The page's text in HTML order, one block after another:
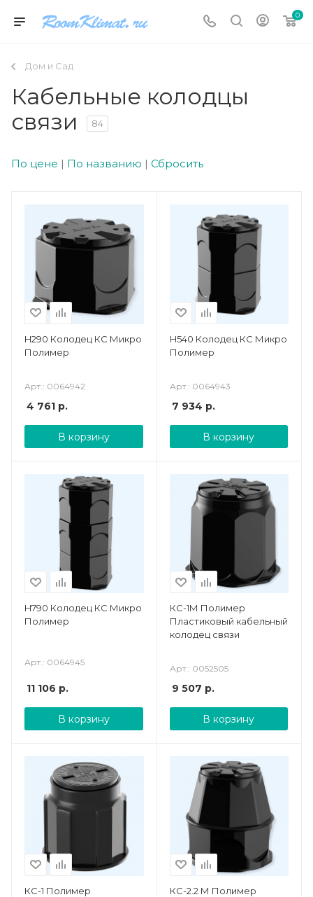
0
Дом и Сад
Кабельные колодцы
связи
84
По цене | По названию | Сбросить
H290 Колодец КС Микро
Полимер
Арт.: 0064942
4 761 р.
В корзину
H540 Колодец КС Микро
Полимер
Арт.: 0064943
7 934 р.
В корзину
H790 Колодец КС Микро
Полимер
Арт.: 0064945
11 106 р.
В корзину
КС-1М Полимер
Пластиковый кабельный
колодец связи
Арт.: 0052505
9 507 р.
В корзину
КС-1 Полимер
КС-2.2 М Полимер